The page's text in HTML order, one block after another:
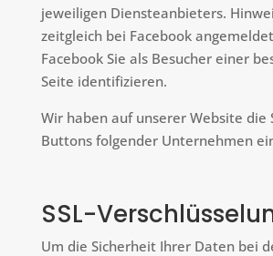
jeweiligen Diensteanbieters.
zeitgleich bei Facebook
Facebook Sie als Besucher einer
Seite identifizieren.
Wir haben auf unserer Website die
Buttons folgender Unternehmen
SSL-
Um die Sicherheit Ihrer Daten bei